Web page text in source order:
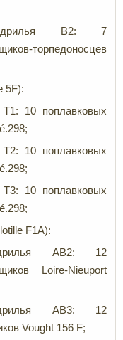
B2: 7
торпедоносцев
5F):
T1: 10 поплавковых
T2: 10 поплавковых
T3: 10 поплавковых
F1A):
AB2: 12
Loire-Nieuport
AB3: 12
Vought 156 F;